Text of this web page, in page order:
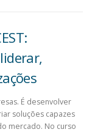
É desenvolver
soluções capazes
mercado. No curso